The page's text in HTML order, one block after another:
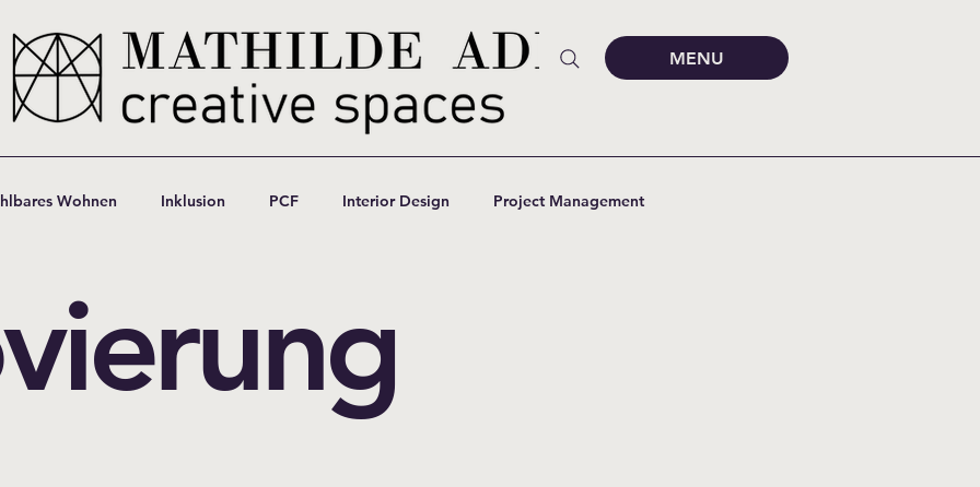
MENU
Wohnen Inklusion PCF Interior Design Project Management
Organisation Zukunftsthemen